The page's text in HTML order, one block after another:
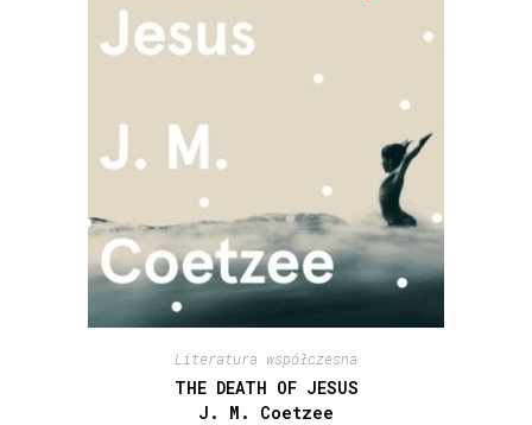
Literatura współczesna
THE DEATH OF JESUS
J. M. Coetzee